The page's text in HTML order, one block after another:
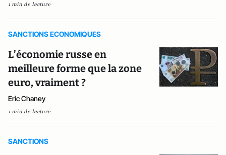
1 min de lecture
SANCTIONS ECONOMIQUES
L’économie russe en
meilleure forme que la zone
euro, vraiment ?
Eric Chaney
1 min de lecture
SANCTIONS